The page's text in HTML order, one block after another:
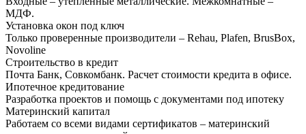
МДФ.
Установка окон под ключ
Только проверенные производители – Rehau, Plafen, BrusBox,
Novoline
Строительство в кредит
Почта Банк, Совкомбанк. Расчет стоимости кредита в офисе.
Ипотечное кредитование
Разработка проектов и помощь с документами под ипотеку
Материнский капитал
Работаем со всеми видами сертификатов – материнский